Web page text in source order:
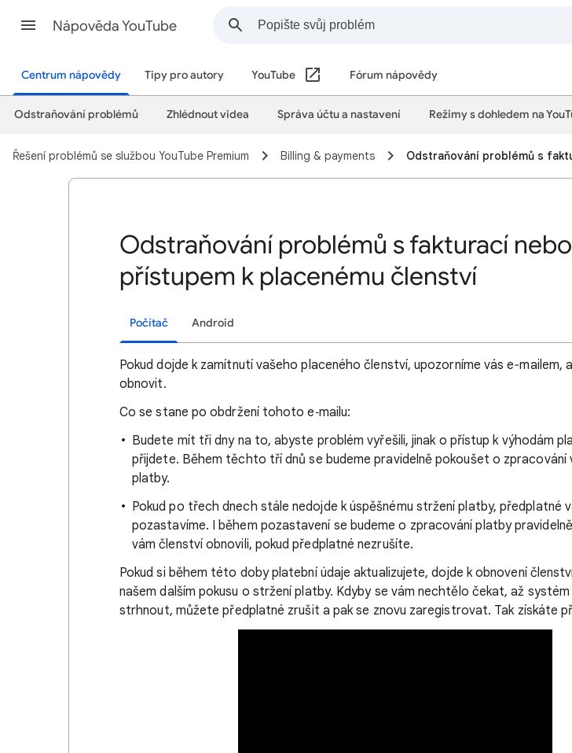
Nápověda YouTube
Centrum nápovědy Tipy pro autory YouTube Fórum nápovědy
Odstraňování problémů Zhlédnout videa Správa účtu a nastavení Režimy s dohledem na
Řešení problémů se službou YouTube Premium Billing & payments Odstraňování problémů s
Odstraňování problémů s fakturací nebo
přístupem k placenému členství
Počítač Android
Pokud dojde k zamítnutí vašeho placeného členství, upozorníme vás e‐mailem,
obnovit.
Co se stane po obdržení tohoto e‑mailu:
Budete mít tři dny na to, abyste problém vyřešili, jinak o přístup k výhodám
přijdete. Během těchto tří dnů se budeme pravidelně pokoušet o zpracování
platby.
Pokud po třech dnech stále nedojde k úspěšnému stržení platby, předplatné
pozastavíme. I během pozastavení se budeme o zpracování platby
vám členství obnovili, pokud předplatné nezrušíte.
Pokud si během této doby platební údaje aktualizujete, dojde k obnovení
našem dalším pokusu o stržení platby. Kdyby se vám nechtělo čekat, až
strhnout, můžete předplatné zrušit a pak se znovu zaregistrovat. Tak získáte